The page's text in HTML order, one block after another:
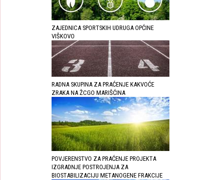
ZAJEDNICA SPORTSKIH UDRUGA OPĆINE
VIŠKOVO
RADNA SKUPINA ZA PRAĆENJE KAKVOĆE
ZRAKA NA ŽCGO MARIŠĆINA
POVJERENSTVO ZA PRAĆENJE PROJEKTA
IZGRADNJE POSTROJENJA ZA
BIOSTABILIZACIJU METANOGENE FRAKCIJE